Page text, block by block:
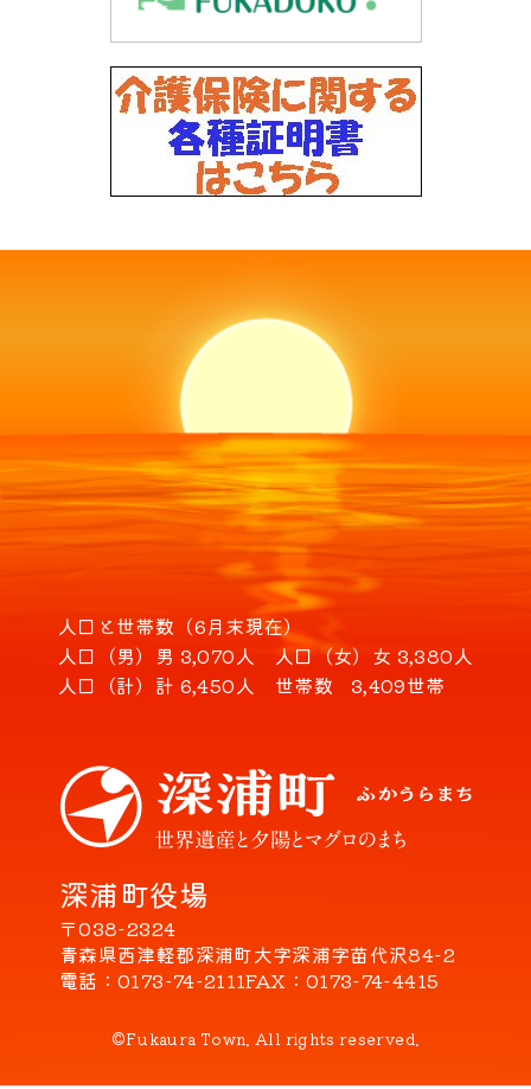
深浦町役場
〒038-2324
青森県西津軽郡深浦町大字深浦字苗代沢84-2
電話
0173-74-2111FAX 0173-74-4415
人口と世帯数（6月末現在）
人口（男） 男 3,070人 人口（女） 女 3,380人
人口（計） 計 6,450人 世帯数 3,409世帯
©Fukaura Town. All rights reserved.